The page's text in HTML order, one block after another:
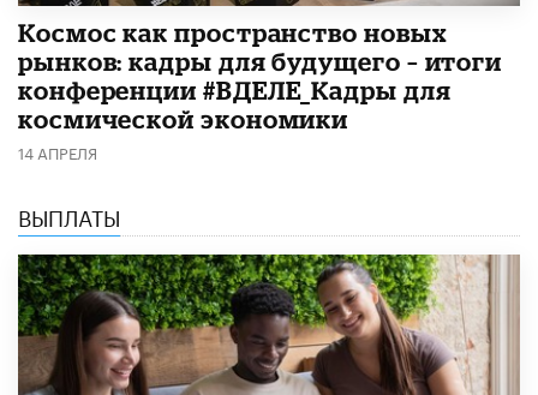
Космос как пространство новых
рынков: кадры для будущего – итоги
конференции #ВДЕЛЕ_Кадры для
космической экономики
14 АПРЕЛЯ
ВЫПЛАТЫ